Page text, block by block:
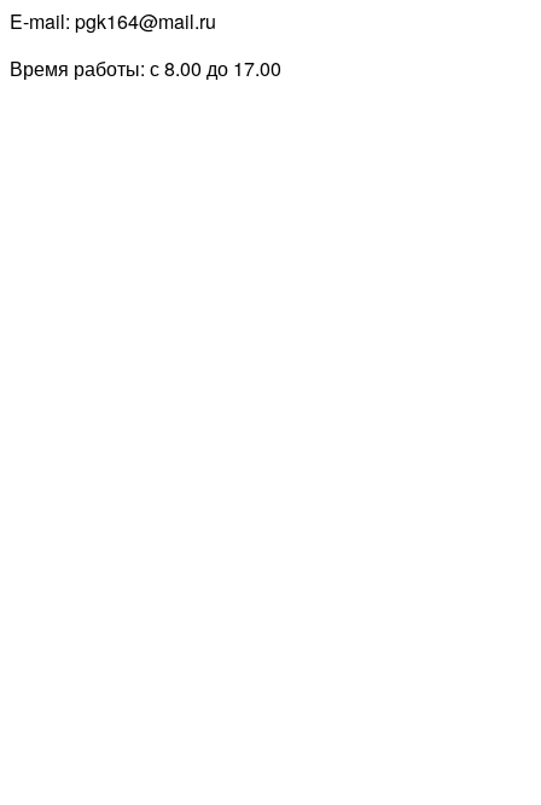
E-mail: pgk164@mail.ru
Время работы: с 8.00 до 17.00